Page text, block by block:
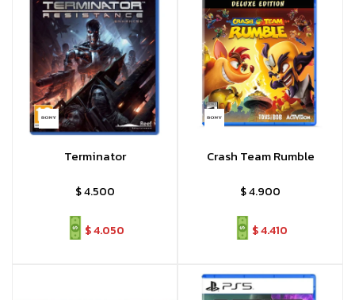
Terminator
$4.500
$4.050
Crash Team Rumble
$4.900
$4.410